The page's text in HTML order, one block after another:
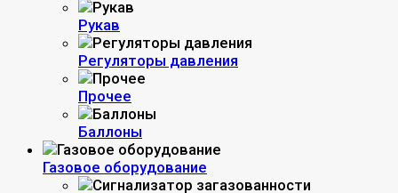
Рукав
Регуляторы давления
Прочее
Баллоны
Газовое оборудование